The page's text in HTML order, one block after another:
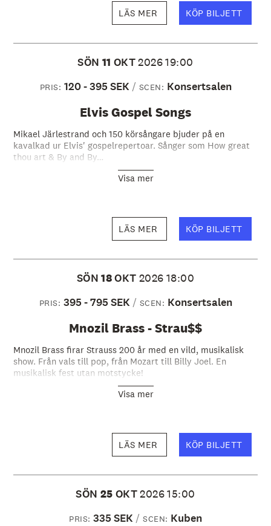
KÖP BILJETT
LÄS MER
SÖN 11 OKT202619:00
PRIS: 120 - 395 SEK SCEN: Konsertsalen
Elvis Gospel Songs
Mikael Järlestrand och 150 körsångare bjuder på en
kavalkad ur Elvis' gospelrepertoar. Sånger som How great
thou art & By and By…
Visa mer
KÖP BILJETT
LÄS MER
SÖN 18OKT 2026 18:00
PRIS: 395 - 795 SEK SCEN: Konsertsalen
Mnozil Brass - Strau$$
Mnozil Brass firar Strauss 200 år med en vild, musikalisk
show. Från vals till pop, från Mozart till Billy Joel. En
musikalisk fest utan motstycke!
Visa mer
KÖP BILJETT
LÄS MER
SÖN 25 OKT202615:00
PRIS: 335 SEK SCEN: Kuben